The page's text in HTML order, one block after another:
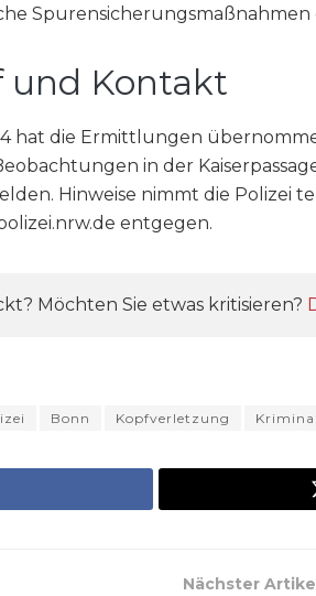
Spurensicherungsmaßnahmen
und Kontakt
hat die Ermittlungen
in der
Hinweise nimmt die Polizei
entgegen.
Möchten Sie etwas kritisieren?
Bonn Kopfverletzung
Nächster